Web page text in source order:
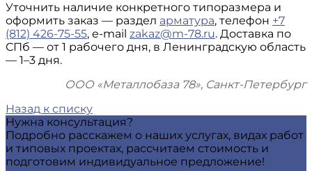
Уточнить наличие конкретного типоразмера и
оформить заказ — раздел арматура, телефон +7
(812) 426-75-55, e-mail zakaz@m-78.ru. Доставка по
СПб — от 1 рабочего дня, в Ленинградскую область
— 1–3 дня.
ООО «Металлобаза 78», Санкт-Петербург
Назад к списку
Нужна консультация?
Подробно расскажем о наших услугах, видах работ
и типовых проектах, рассчитаем стоимость и
подготовим индивидуальное предложение!